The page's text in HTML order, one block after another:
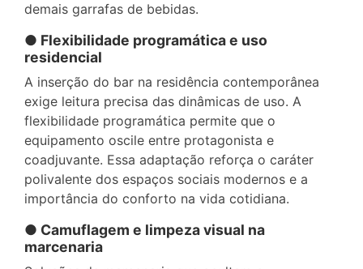
demais garrafas de bebidas.
● Flexibilidade programática e uso
residencial
A inserção do bar na residência contemporânea
exige leitura precisa das dinâmicas de uso. A
flexibilidade programática permite que o
equipamento oscile entre protagonista e
coadjuvante. Essa adaptação reforça o caráter
polivalente dos espaços sociais modernos e a
importância do conforto na vida cotidiana.
● Camuflagem e limpeza visual na
marcenaria